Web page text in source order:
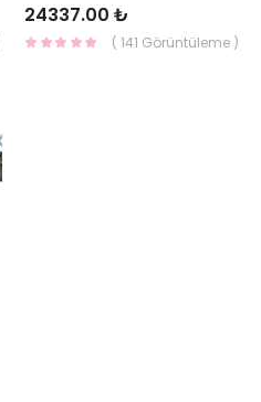
24337.00 ₺
( 141 Görüntüleme )